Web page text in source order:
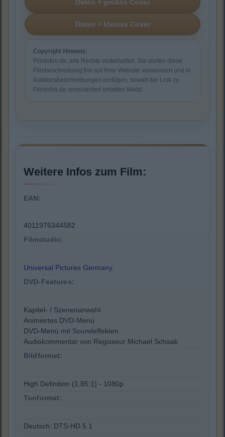
Copyright Hinweis:
Filminfos.de, alle Rechte vorbehalten. Sie dürfen diese
Filmbeschreibung frei auf Ihrer Website verwenden und in
Auktionsbeschreibungen einfügen, soweit der Link zu
Filminfos.de unverändert erhalten bleibt.
Weitere Infos zum Film:
EAN:
4011976344582
Filmstudio:
Universal Pictures Germany
DVD-Features:
Kapitel- / Szenenanwahl
Animiertes DVD-Menü
DVD-Menü mit Soundeffekten
Audiokommentar von Regisseur Michael Schaak
Bildformat:
High Definition (1.85:1) - 1080p
Tonformat:
Deutsch: DTS-HD 5.1